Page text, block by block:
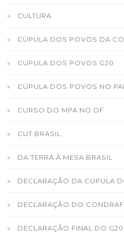
CULTURA
CÚPULA DOS POVOS DA
CÚPULA DOS POVOS G20
CÚPULA DOS POVOS NO
CURSO DO MPA NO DF
CUT BRASIL
DA TERRA À MESA BRASIL
DECLARAÇÃO DA CÚPULA
DECLARAÇÃO DO
DECLARAÇÃO FINAL DO G20